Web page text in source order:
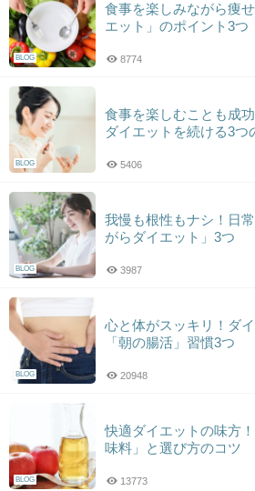
BLOG
食事を楽しみながら痩
エット」のポイント3つ
8774
BLOG
食事を楽しむことも成
ダイエットを続ける3つ
5406
BLOG
我慢も根性もナシ！日
がらダイエット」3つ
3987
BLOG
心と体がスッキリ！ダ
「朝の腸活」習慣3つ
20948
BLOG
快適ダイエットの味方
味料」と選び方のコツ
13773